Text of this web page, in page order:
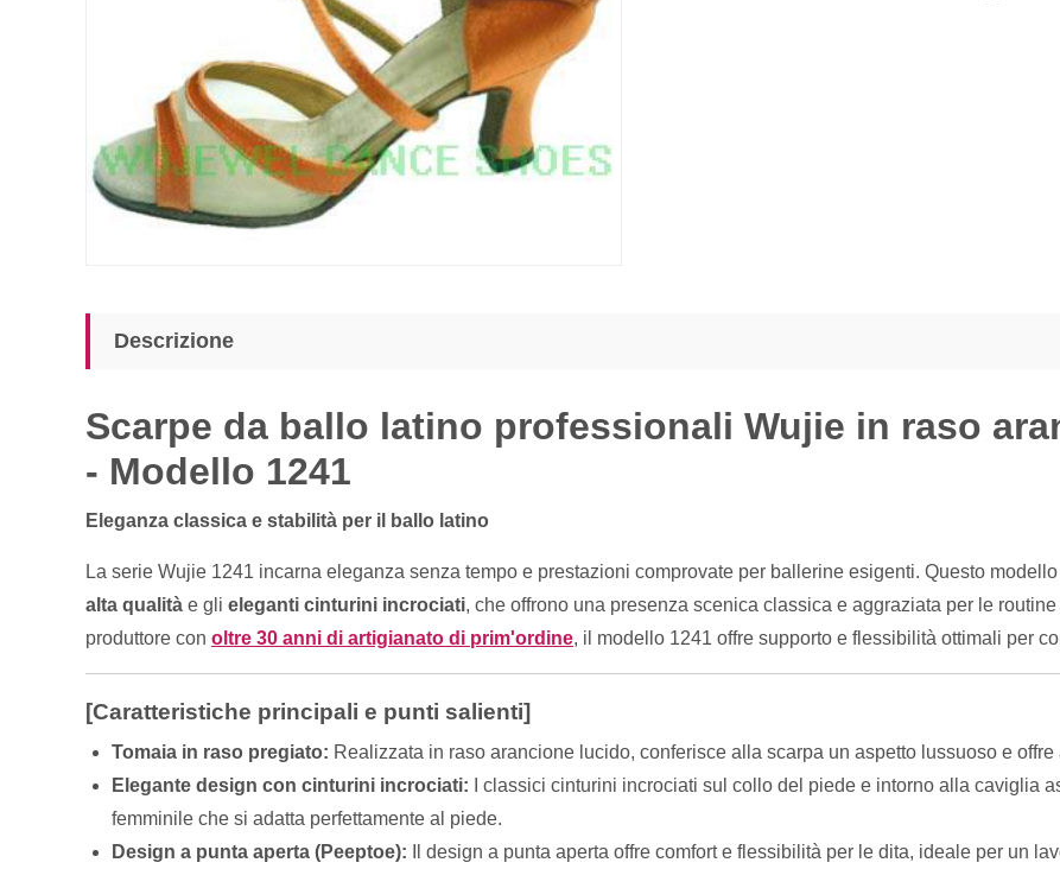
Descrizione
Scarpe da ballo latino professionali Wujie in raso
- Modello 1241
Eleganza classica e stabilità per il ballo latino
La serie Wujie 1241 incarna eleganza senza tempo e prestazioni comprovate per ballerine esigenti. Questo
alta qualità e gli eleganti cinturini incrociati, che offrono una presenza scenica classica e aggraziata per le
produttore con oltre 30 anni di artigianato di prim'ordine, il modello 1241 offre supporto e flessibilità ottimali per
[Caratteristiche principali e punti salienti]
Tomaia in raso pregiato: Realizzata in raso arancione lucido, conferisce alla scarpa un aspetto lussuoso e
Elegante design con cinturini incrociati: I classici cinturini incrociati sul collo del piede e intorno alla caviglia
femminile che si adatta perfettamente al piede.
Design a punta aperta (Peeptoe): Il design a punta aperta offre comfort e flessibilità per le dita, ideale per un